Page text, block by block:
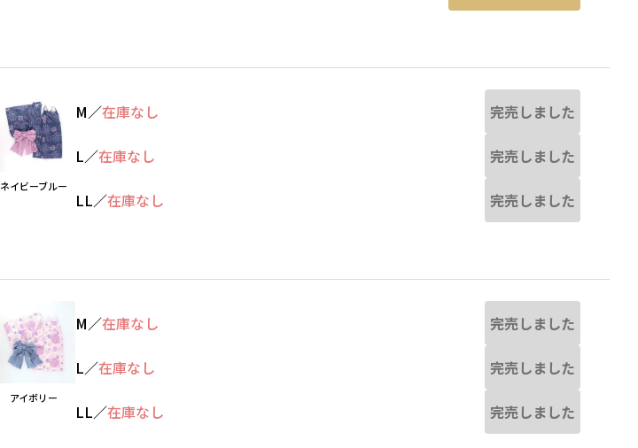
ネイビーブルー
M／在庫なし 完売しました
L／在庫なし 完売しました
LL／在庫なし 完売しました
アイボリー
M／在庫なし 完売しました
L／在庫なし 完売しました
LL／在庫なし 完売しました